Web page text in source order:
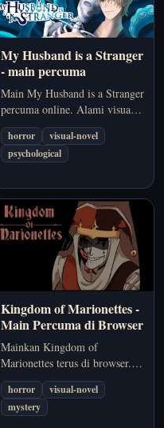
My Husband is a Stranger
- main percuma
Main My Husband is a Stranger
percuma online. Alami visual
novel psikologi tentang suami
yang hilang, memori yang
retak, dan ketegangan romantik
horror
visual-novel
psychological
Kingdom of Marionettes -
Main Percuma di Browser
Mainkan Kingdom of
Marionettes terus di browser.
Terokai teater boneka yang
gelap, temui watak yang
mengganggu, dan bongkar
horror
visual-novel
mystery